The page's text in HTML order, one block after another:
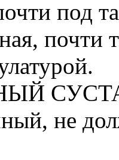
под
почти
не